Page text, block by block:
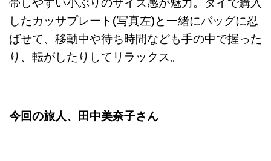
したカッサプレート(写真左)と一緒にバッグに忍
ばせて、移動中や待ち時間なども手の中で握った
り、転がしたりしてリラックス。
今回の旅人、田中美奈子さん